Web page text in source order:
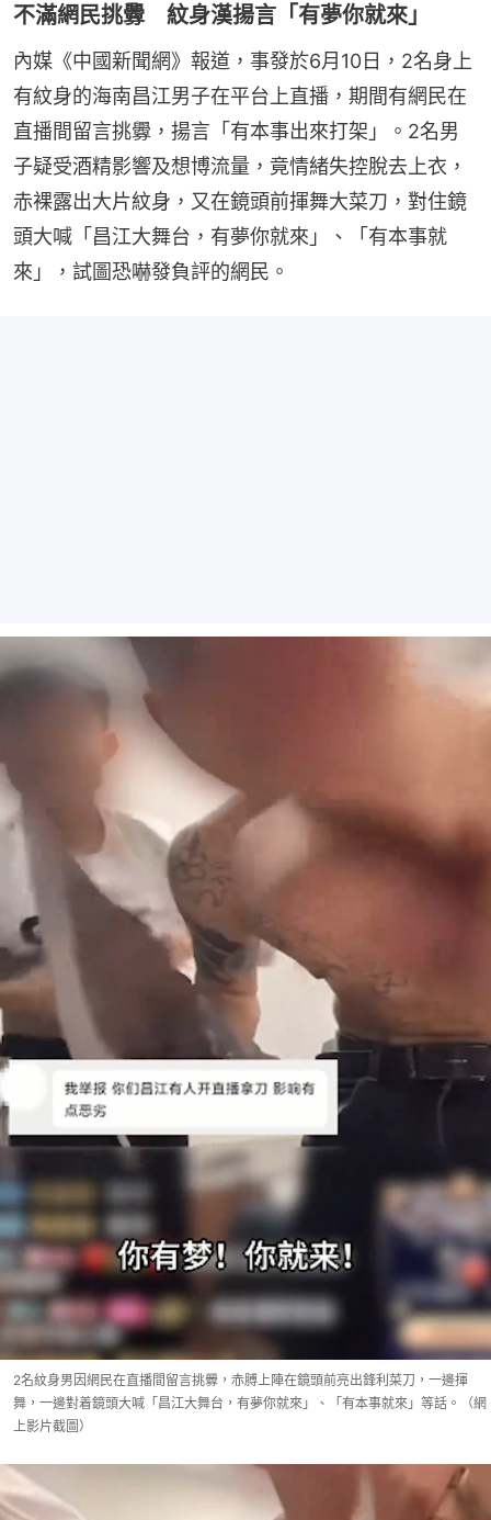
不滿網民挑釁 紋身漢揚言「有夢你就來」
內媒《中國新聞網》報道，事發於6月10日，2名身上
有紋身的海南昌江男子在平台上直播，期間有網民在
直播間留言挑釁，揚言「有本事出來打架」。2名男
子疑受酒精影響及想博流量，竟情緒失控脫去上衣，
赤裸露出大片紋身，又在鏡頭前揮舞大菜刀，對住鏡
頭大喊「昌江大舞台，有夢你就來」、「有本事就
來」，試圖恐嚇發負評的網民。
2名紋身男因網民在直播間留言挑釁，赤膊上陣在鏡頭前亮出鋒利菜刀，一邊揮
舞，一邊對着鏡頭大喊「昌江大舞台，有夢你就來」、「有本事就來」等話。（網
上影片截圖）